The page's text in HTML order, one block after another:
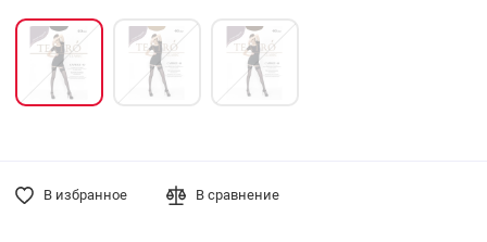
В избранное В сравнение